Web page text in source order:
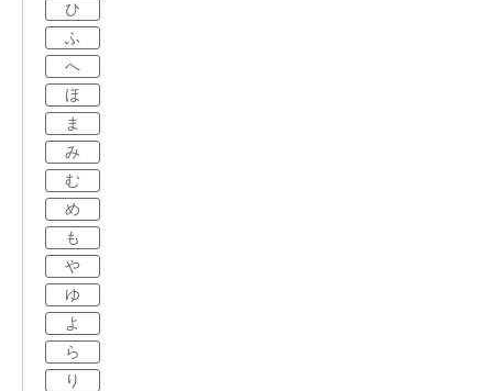
ひ
ふ
へ
ほ
ま
み
む
め
も
や
ゆ
よ
ら
り